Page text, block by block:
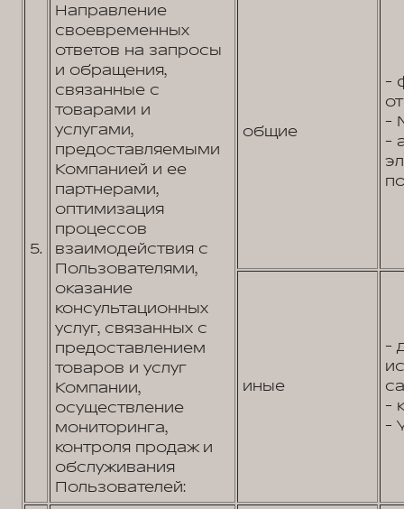
5.
Направление
своевременных
ответов на запросы
и обращения,
связанные с
товарами и
услугами,
предоставляемыми
Компанией и ее
партнерами,
оптимизация
процессов
взаимодействия с
Пользователями,
оказание
консультационных
услуг, связанных с
предоставлением
товаров и услуг
Компании,
осуществление
мониторинга,
контроля продаж и
обслуживания
Пользователей:
общие
-
-
-
иные
-
-
-